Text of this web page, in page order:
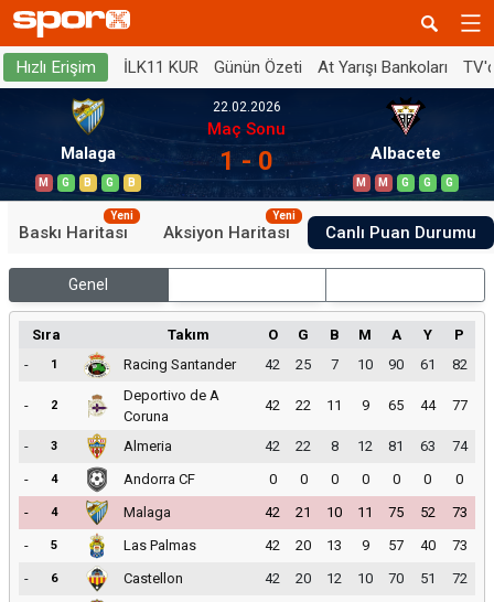
Hızlı Erişim İLK11 KUR Günün Özeti At Yarışı Bankoları
Malaga
M G B G B
22.02.2026
Maç Sonu
1 - 0 Albacete
M M G G G
Baskı Haritası
Yeni
Aksiyon Haritası
Yeni
Canlı Puan Durumu
Genel
Sıra Takım O G B M A Y
P
-
1 Racing Santander 42 25 7 10 90 61 82
- 2
Deportivo de A
Coruna
42 22 11 9 65 44 77
- 3 Almeria 42 22 8 12 81 63
74
-
4 Andorra CF 0 0 0 0 0 0
0
-
4 Malaga 42 21 10 11 75 52
73
-
5 Las Palmas 42 20 13 9 57 40
73
-
6 Castellon 42 20 12 10 70 51
72